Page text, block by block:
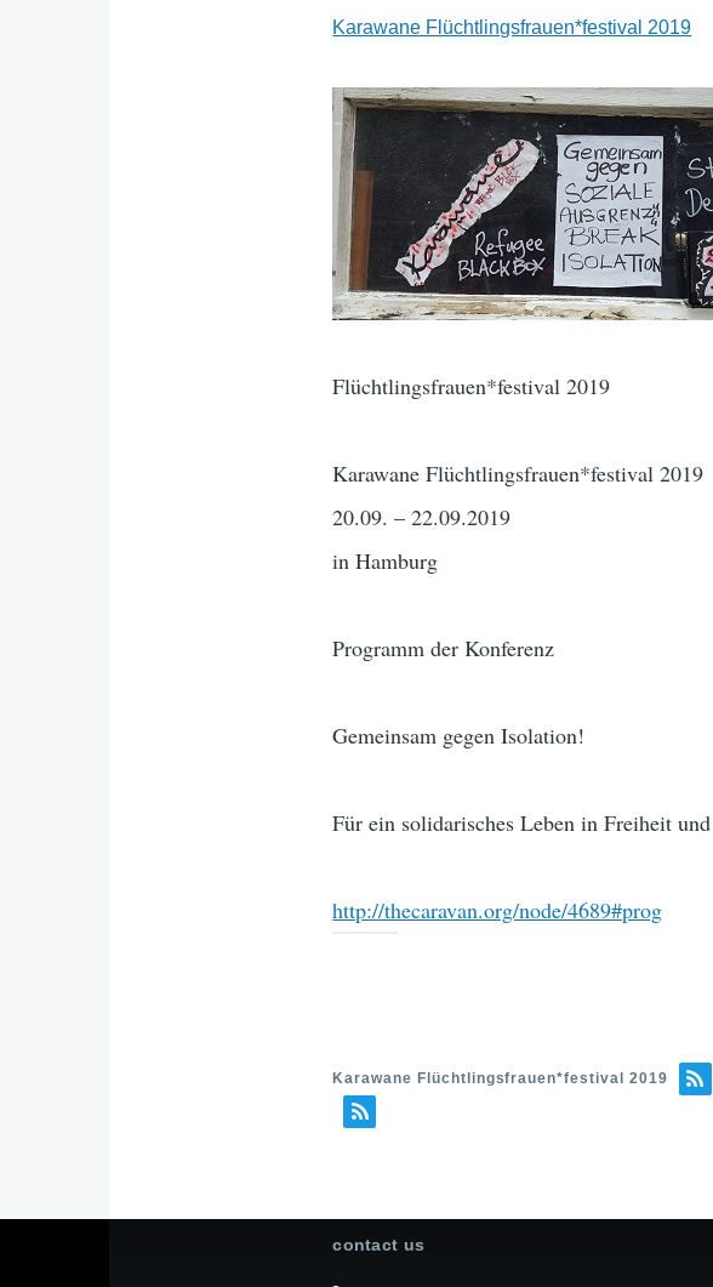
Karawane Flüchtlingsfrauen*festival 2019
Flüchtlingsfrauen*festival 2019
Karawane Flüchtlingsfrauen*festival 2019
20.09. – 22.09.2019
in Hamburg
Programm der Konferenz
Gemeinsam gegen Isolation!
Für ein solidarisches Leben in Freiheit
http://thecaravan.org/node/4689#prog
Karawane Flüchtlingsfrauen*festival 2019
contact us